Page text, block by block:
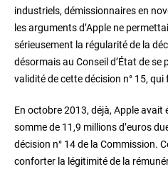
industriels, démissionnaires en
les arguments d’Apple ne
sérieusement la régularité de la
désormais au Conseil d’État de
validité de cette décision n° 15, qui
En octobre 2013, déjà, Apple avait
somme de 11,9 millions d’euros
décision n° 14 de la Commission.
conforter la légitimité de la